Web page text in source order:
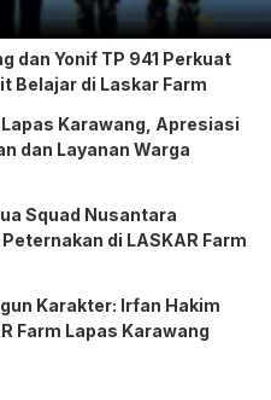
dan Yonif TP 941 Perkuat
Belajar di Laskar Farm
Karawang, Apresiasi
dan Layanan Warga
Squad Nusantara
di LASKAR Farm
Karakter: Irfan Hakim
Farm Lapas Karawang